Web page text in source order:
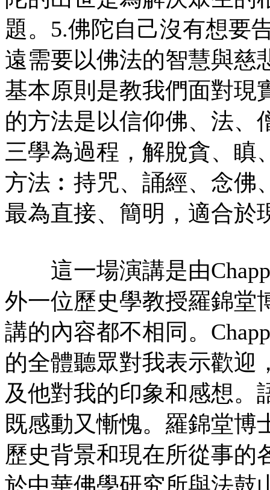
題。5.佛陀自己沒有想要
遠需要以佛法的智慧與慈
基本原則是教我們面對現
的方法是以信仰佛、法、
三學為過程，解脫貪、瞋
方法︰持咒、誦經、念佛
最為直接、簡明，適合於
這一場演講是由
外一位歷史學教授羅錦堂
講的內容都不相同。
的全體聽眾對我表示歡迎
及他對我的印象和感想。
既感動又慚愧。羅錦堂博
歷史背景和現在所從事的